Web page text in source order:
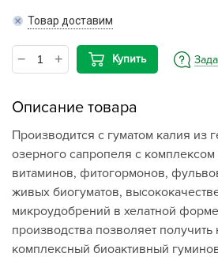
Товар доставим
Купить
Описание товара
Производится с гуматом калия из
озерного сапропеля с
витаминов, фитогормонов,
живых биогуматов,
микроудобрений в хелатной
производства позволяет
комплексный биоактивный